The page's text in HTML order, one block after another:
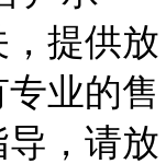
提供放
业的售
，请放